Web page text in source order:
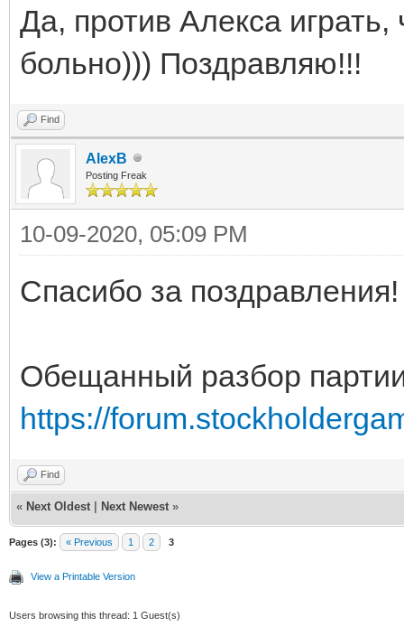
Да, против Алекса
больно))) Поздравляю!!!
Find
AlexB
Posting Freak
10-09-2020, 05:09 PM
Спасибо за поздравления!
Обещанный разбор
https://
Find
« Next Oldest Next Newest »
Pages (3): « Previous 1 2 3
View a Printable Version
Users browsing this thread: 1 Guest(s)